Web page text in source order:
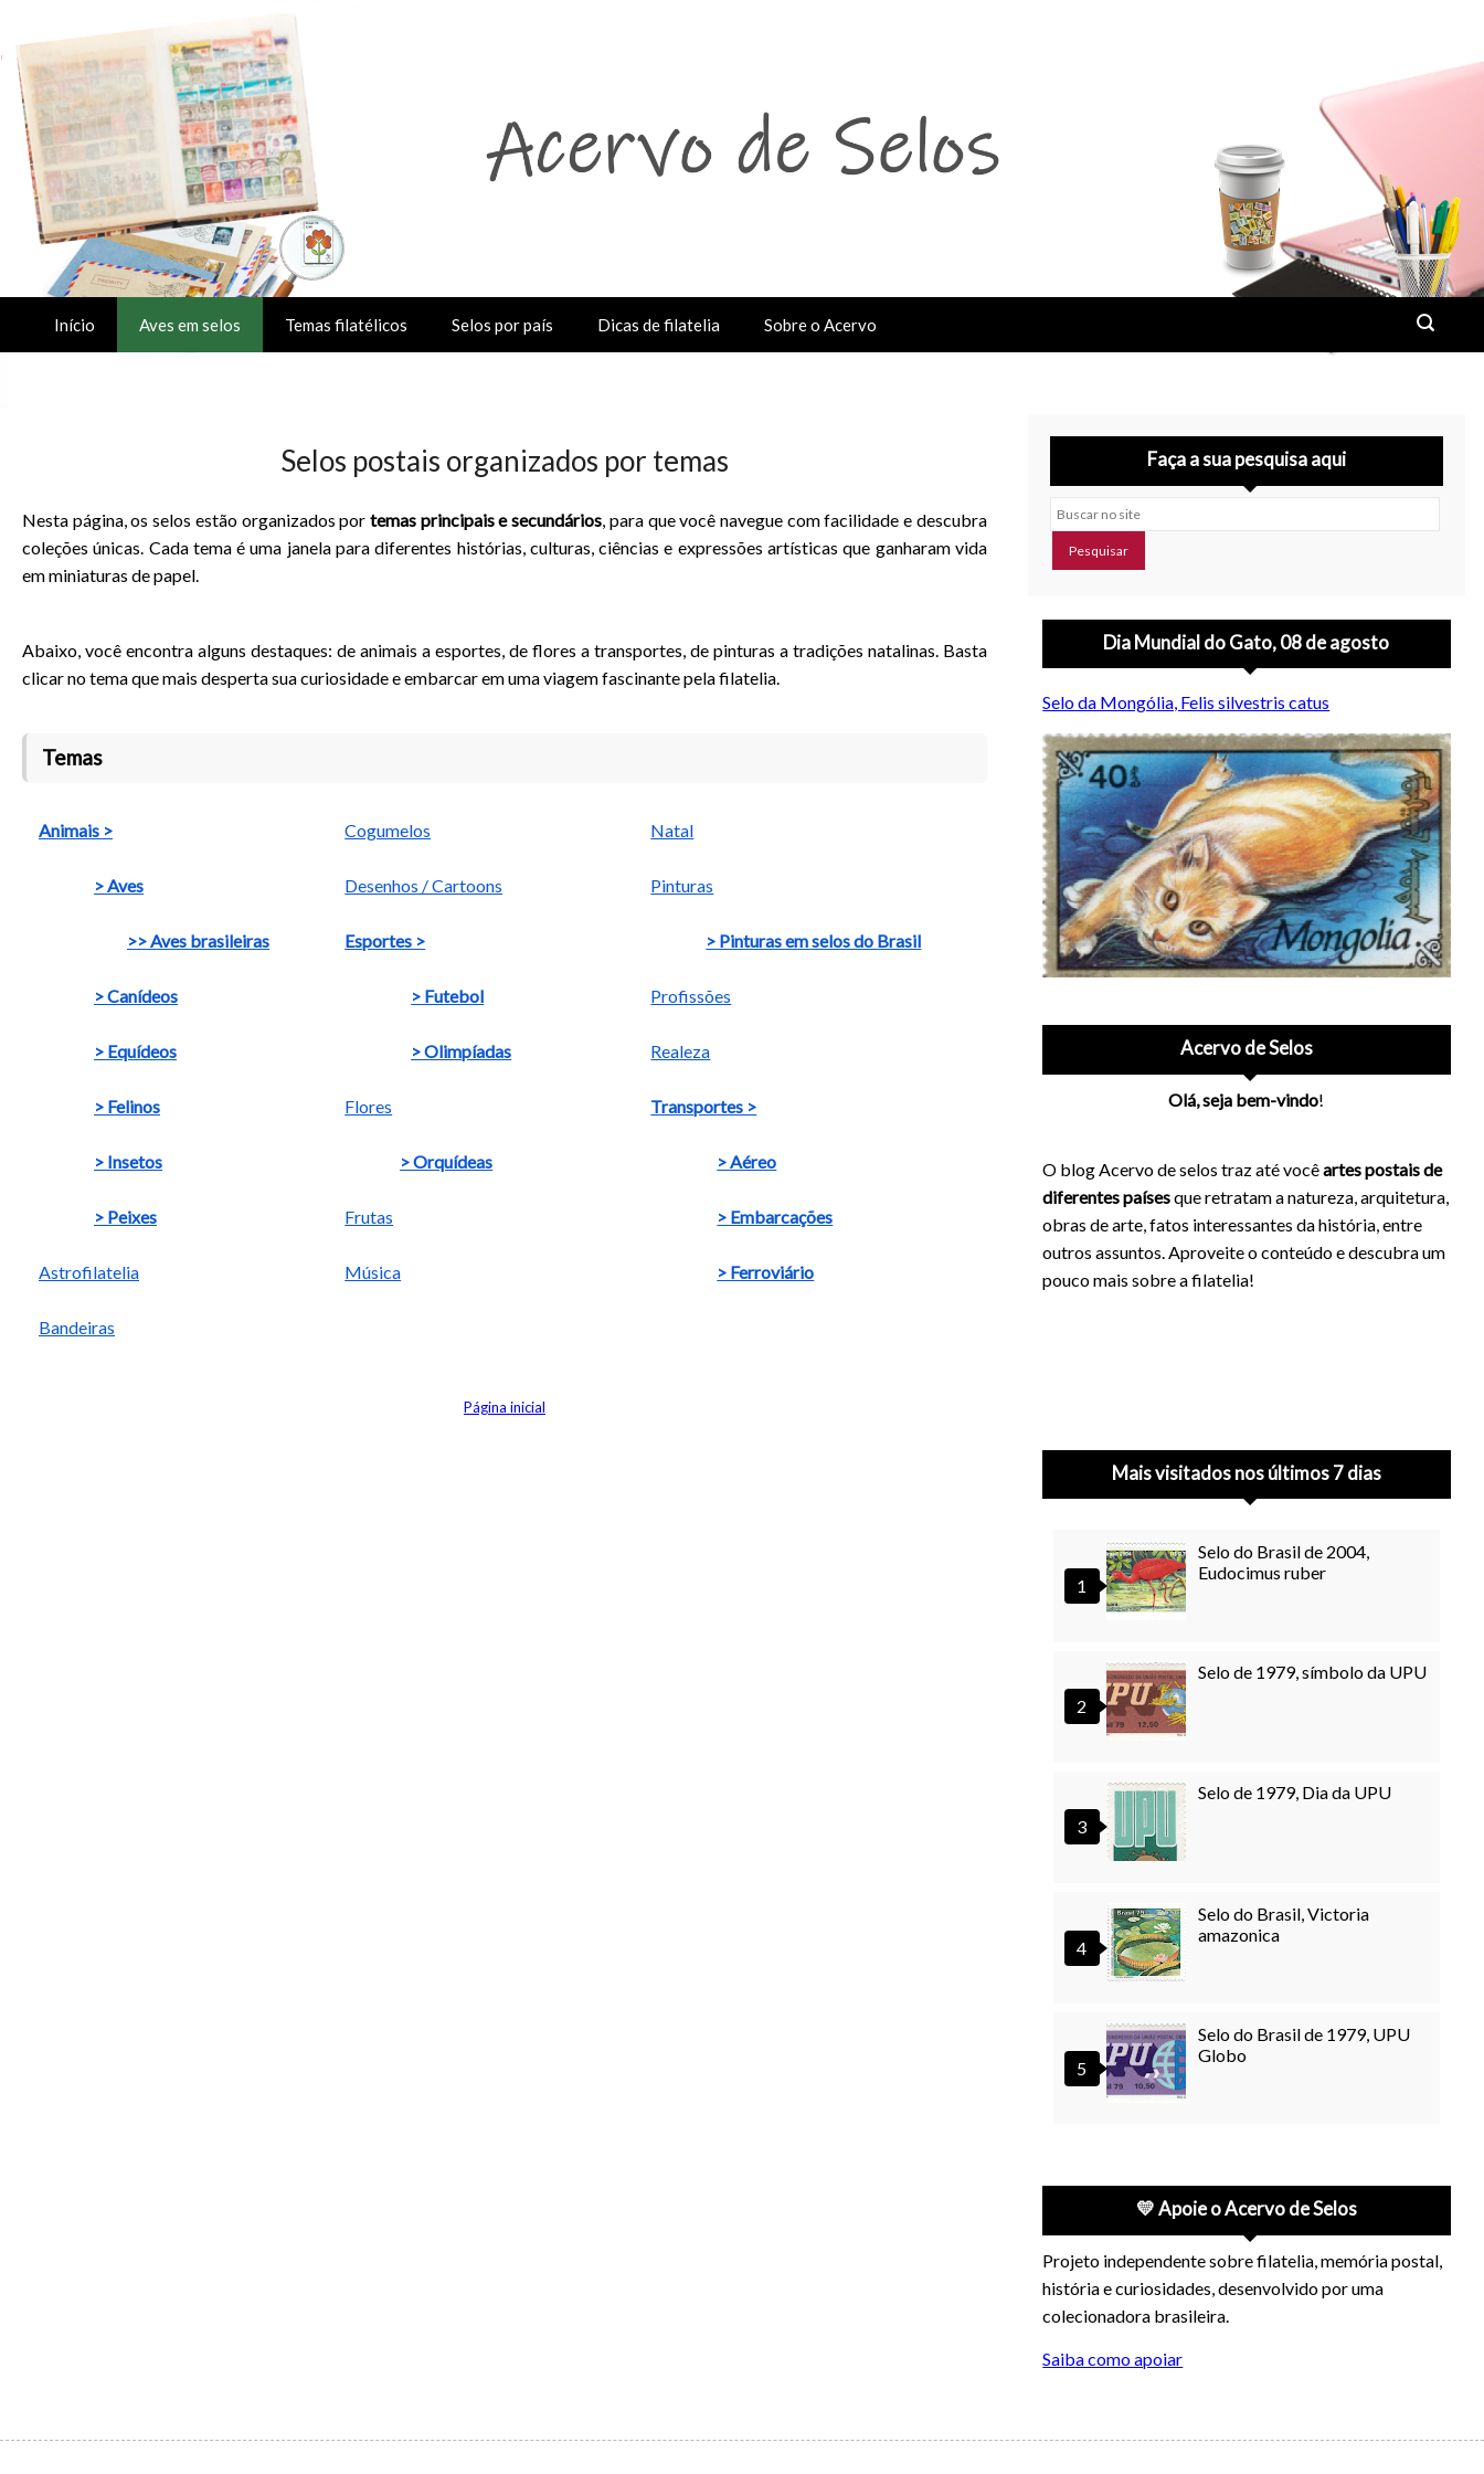
Início Aves em selos Temas filatélicos Selos por país Dicas de filatelia Sobre o Acervo
Selos postais organizados por temas
Nesta página, os selos estão organizados portemas principais e secundários , para que você navegue com facilidade e descubra
coleções únicas. Cada tema é uma janela para diferentes histórias, culturas, ciências e expressões artísticas que ganharam vida
em miniaturas de papel.
Abaixo, você encontra alguns destaques: de animais a esportes, de flores a transportes, de pinturas a tradições natalinas. Basta
clicar no tema que mais desperta sua curiosidade e embarcar em uma viagem fascinante pela filatelia.
Temas
Animais >
> Aves
>> Aves brasileiras
> Canídeos
> Equídeos
> Felinos
> Insetos
> Peixes
Astrofilatelia
Bandeiras
Cogumelos
Desenhos / Cartoons
Esportes >
> Futebol
> Olimpíadas
Flores
> Orquídeas
Frutas
Música
Natal
Pinturas
> Pinturas em selos do Brasil
Profissões
Realeza
Transportes >
> Aéreo
> Embarcações
> Ferroviário
Página inicial
Faça a sua pesquisa aqui
Buscar no site
Dia Mundial do Gato, 08 de agosto
Selo da Mongólia, Felis silvestris catus
Acervo de Selos
Olá, seja bem-vindo!
O blog Acervo de selos traz até vocêartes postais de
diferentes paísesque retratam a natureza, arquitetura,
obras de arte, fatos interessantes da história, entre
outros assuntos. Aproveite o conteúdo e descubra um
pouco mais sobre a filatelia!
Mais visitados nos últimos 7 dias
Selo do Brasil de 2004,
Eudocimus ruber
Selo de 1979, símbolo da UPU
Selo de 1979, Dia da UPU
Selo do Brasil, Victoria
amazonica
Selo do Brasil de 1979, UPU
Globo
💛 Apoie o Acervo de Selos
Projeto independente sobre filatelia, memória postal,
história e curiosidades, desenvolvido por uma
colecionadora brasileira.
Saiba como apoiar